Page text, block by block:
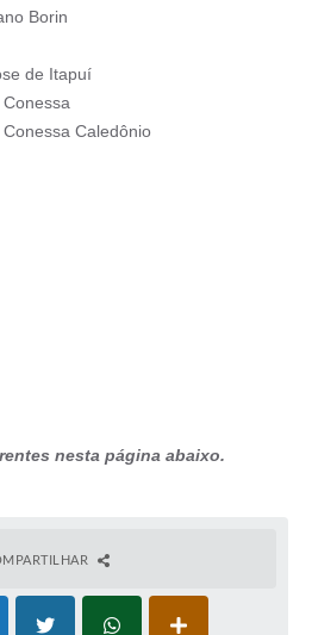
Borin
de Itapuí
Caledônio
nesta página abaixo.